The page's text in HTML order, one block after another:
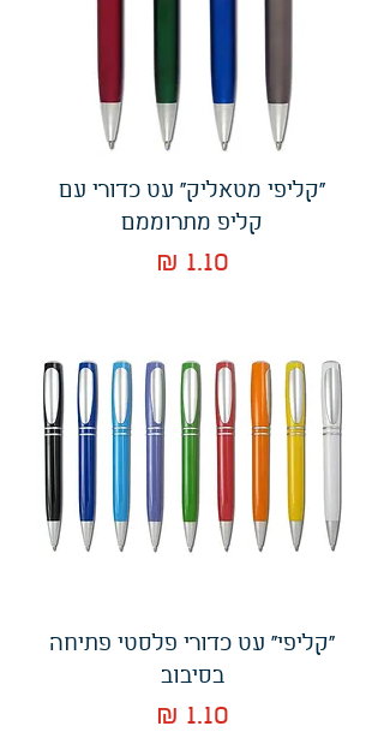
"קליפי מטאליק" עט כדורי עם
קליפ מתרוממם
מחיר
"קליפי" עט כדורי פלסטי פתיחה
בסיבוב
מחיר